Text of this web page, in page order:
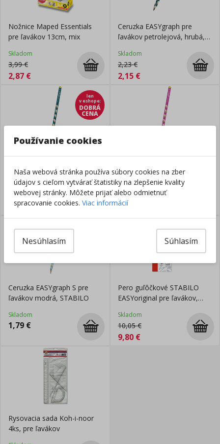
Nožnice Maped Essentials
pre ľavákov 13cm, mix
Skladom
3,99€
2,87 €
Ceruzka EASYgraph pre
ľavákov petrolejová, hrubá,
Skladom
2,23€
2,15 €
len
v eshope:
DOBRÁ
CENA
ľavákov petrolejová, tenká,
STABILO
Skladom
1,79€
1,52€
ľavákov ružová, STABILO
Skladom
1,79 €
Ceruzka EASYgraph S pre
ľavákov modrá, STABILO
Skladom
1,79 €
v eshope
DOBRÁ
CENA
Pero guľôčkové STABILO
EASYoriginal pre ľavákov,
Skladom
10,05€
9,80 €
Rysovacia sada Koh-i-noor
4ks, pre ľavákov
Používanie cookies
Naša webová stránka používa súbory cookies na zber
údajov s cieľom vytvárať štatistiky na zlepšenie kvality
webovej stránky. Môžete prijať alebo odmietnuť
spracovanie cookies. Viac informácií
Súhlasím
Nesúhlasím